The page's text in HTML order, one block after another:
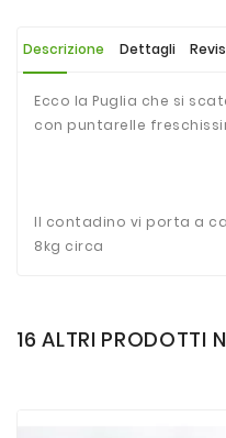
Descrizione Dettagli
Ecco la Puglia che si
con puntarelle
Il contadino vi porta a
8kg circa
16 ALTRI PRODOTTI